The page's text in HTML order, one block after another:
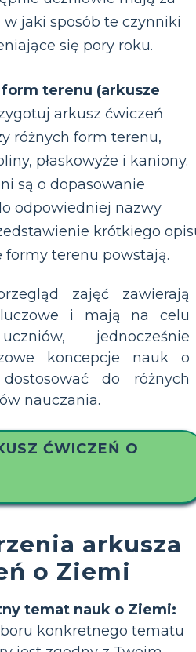
jaki sposób te czynniki
się pory roku.
terenu (arkusze
arkusz ćwiczeń
różnych form terenu,
płaskowyże i kaniony.
są o dopasowanie
odpowiedniej nazwy
krótkiego
formy terenu powstają.
zajęć zawierają
i mają na celu
jednocześnie
koncepcje nauk o
do różnych
nauczania.
ĆWICZEŃ O
arkusza
o Ziemi
temat nauk o Ziemi:
konkretnego tematu